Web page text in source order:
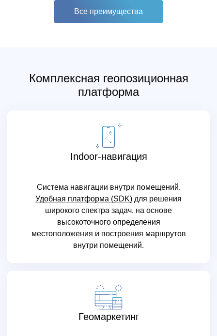
Все преимущества
Комплексная геопозиционная
платформа
Indoor-навигация
Система навигации внутри помещений.
Удобная платформа (SDK) для решения
широкого спектра задач. на основе
высокоточного определения
местоположения и построения маршрутов
внутри помещений.
Геомаркетинг